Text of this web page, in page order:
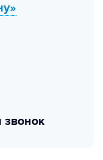
звонок